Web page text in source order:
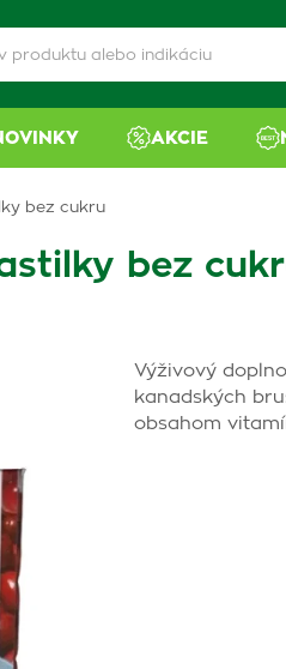
AKCIE
bez cukru
bez
Výživový
kanadských
obsahom